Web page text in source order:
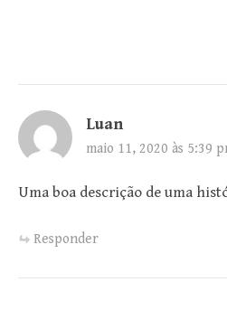
Luan
maio 11, 2020 às 5:39
Uma boa descrição de uma
Responder